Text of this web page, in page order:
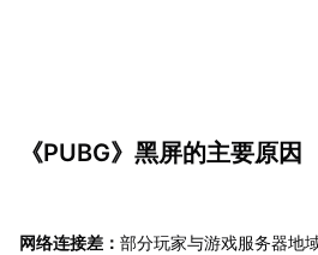
《PUBG》黑屏的主要原因
网络连接差： 部分玩家与游戏服务器地